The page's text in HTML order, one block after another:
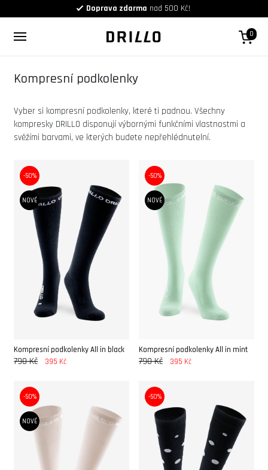
Doprava zdarma nad 500 Kč!
0
Kompresní podkolenky
Vyber si kompresní podkolenky, které ti padnou. Všechny
kompresky DRILLO disponují výbornými funkčními vlastnostmi a
svěžími barvami, ve kterých budete nepřehlédnutelní.
-50%
NOVÉ
Kompresní podkolenky All in black
790 Kč 395 Kč
-50%
NOVÉ
Kompresní podkolenky All in mint
790 Kč 395 Kč
-50%
NOVÉ
-50%